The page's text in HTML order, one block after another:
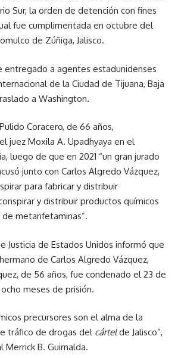
Sur, la orden de detención con fines
fue cumplimentada en octubre del
de Zúñiga, Jalisco.
entregado a agentes estadunidenses
de la Ciudad de Tijuana, Baja
a Washington.
Coracero, de 66 años,
juez Moxila A. Upadhyaya en el
luego de que en 2021 “un gran jurado
junto con Carlos Algredo Vázquez,
para fabricar y distribuir
y distribuir productos químicos
metanfetaminas”.
Justicia de Estados Unidos informó que
de Carlos Algredo Vázquez,
de 56 años, fue condenado el 23 de
meses de prisión.
precursores son el alma de la
tráfico de drogas del cártelde Jalisco”,
Merrick B. Guirnalda.